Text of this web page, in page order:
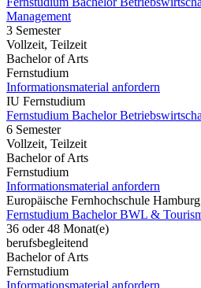
Management
3 Semester
Vollzeit, Teilzeit
Bachelor of Arts
Fernstudium
Informationsmaterial anfordern
IU Fernstudium
Fernstudium Bachelor
6 Semester
Vollzeit, Teilzeit
Bachelor of Arts
Fernstudium
Informationsmaterial anfordern
Europäische Fernhochschule Hamburg
Fernstudium Bachelor BWL &
36 oder 48 Monat(e)
berufsbegleitend
Bachelor of Arts
Fernstudium
Informationsmaterial anfordern